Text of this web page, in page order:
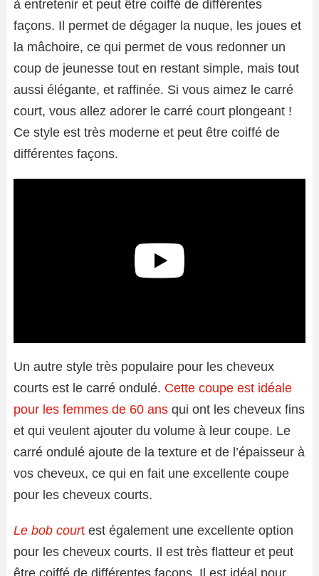
à entretenir et peut être coiffé de différentes
façons. Il permet de dégager la nuque, les joues et
la mâchoire, ce qui permet de vous redonner un
coup de jeunesse tout en restant simple, mais tout
aussi élégante, et raffinée. Si vous aimez le carré
court, vous allez adorer le carré court plongeant !
Ce style est très moderne et peut être coiffé de
différentes façons.
Un autre style très populaire pour les cheveux
courts est le carré ondulé. Cette coupe est idéale
pour les femmes de 60 ans qui ont les cheveux fins
et qui veulent ajouter du volume à leur coupe. Le
carré ondulé ajoute de la texture et de l’épaisseur à
vos cheveux, ce qui en fait une excellente coupe
pour les cheveux courts.
Le bob court est également une excellente option
pour les cheveux courts. Il est très flatteur et peut
être coiffé de différentes façons. Il est idéal pour